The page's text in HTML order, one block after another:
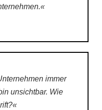
immer
unsichtbar. Wie